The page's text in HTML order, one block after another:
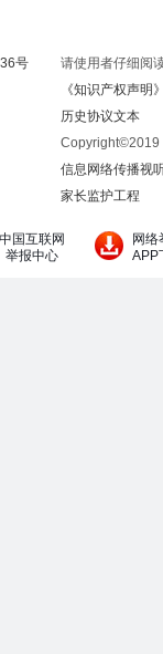
号
请使用者仔细阅
《知识产权声明
历史协议文本
Copyright©2019
信息网络传播视
家长监护工程
中国互联网
举报中心
网络
APP